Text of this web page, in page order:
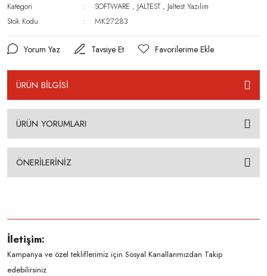
Kategori SOFTWARE , JALTEST , Jaltest Yazılım
Stok Kodu
MK27283
Yorum Yaz Tavsiye Et
ÜRÜN BİLGİSİ
ÜRÜN YORUMLARI
ÖNERİLERİNİZ
İletişim:
Kampanya ve özel tekliflerimiz için Sosyal Kanallarımızdan Takip
edebilirsiniz